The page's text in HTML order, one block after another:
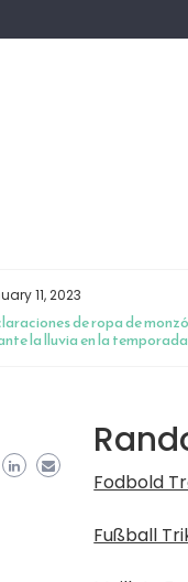
11, 2023
de ropa de
la lluvia en la
Fodbold
Fußball